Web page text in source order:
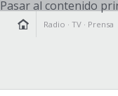
Pasar al contenido
Radio ·TV · Prensa